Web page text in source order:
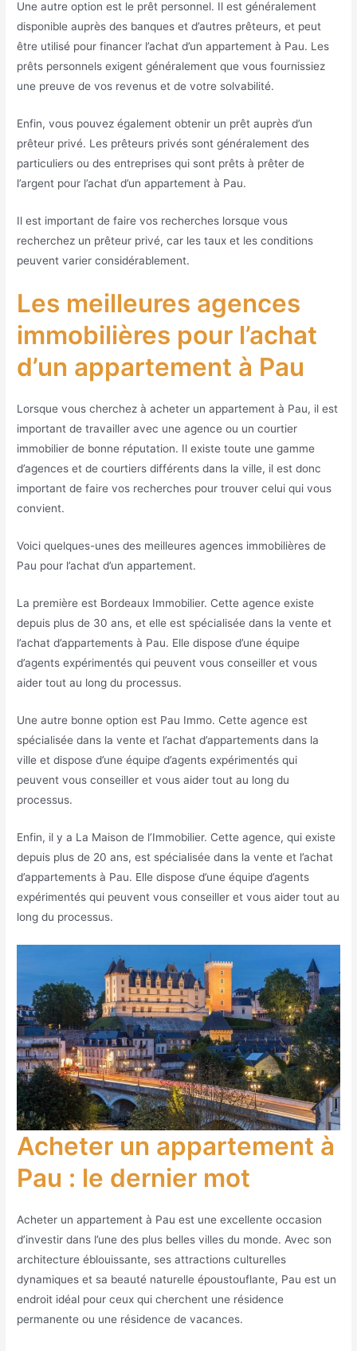
Une autre option est le prêt personnel. Il est généralement
disponible auprès des banques et d’autres prêteurs, et peut
être utilisé pour financer l’achat d’un appartement à Pau. Les
prêts personnels exigent généralement que vous fournissiez
une preuve de vos revenus et de votre solvabilité.
Enfin, vous pouvez également obtenir un prêt auprès d’un
prêteur privé. Les prêteurs privés sont généralement des
particuliers ou des entreprises qui sont prêts à prêter de
l’argent pour l’achat d’un appartement à Pau.
Il est important de faire vos recherches lorsque vous
recherchez un prêteur privé, car les taux et les conditions
peuvent varier considérablement.
Les meilleures agences
immobilières pour l’achat
d’un appartement à Pau
Lorsque vous cherchez à acheter un appartement à Pau, il est
important de travailler avec une agence ou un courtier
immobilier de bonne réputation. Il existe toute une gamme
d’agences et de courtiers différents dans la ville, il est donc
important de faire vos recherches pour trouver celui qui vous
convient.
Voici quelques-unes des meilleures agences immobilières de
Pau pour l’achat d’un appartement.
La première est Bordeaux Immobilier. Cette agence existe
depuis plus de 30 ans, et elle est spécialisée dans la vente et
l’achat d’appartements à Pau. Elle dispose d’une équipe
d’agents expérimentés qui peuvent vous conseiller et vous
aider tout au long du processus.
Une autre bonne option est Pau Immo. Cette agence est
spécialisée dans la vente et l’achat d’appartements dans la
ville et dispose d’une équipe d’agents expérimentés qui
peuvent vous conseiller et vous aider tout au long du
processus.
Enfin, il y a La Maison de l’Immobilier. Cette agence, qui existe
depuis plus de 20 ans, est spécialisée dans la vente et l’achat
d’appartements à Pau. Elle dispose d’une équipe d’agents
expérimentés qui peuvent vous conseiller et vous aider tout au
long du processus.
Acheter un appartement à
Pau : le dernier mot
Acheter un appartement à Pau est une excellente occasion
d’investir dans l’une des plus belles villes du monde. Avec son
architecture éblouissante, ses attractions culturelles
dynamiques et sa beauté naturelle époustouflante, Pau est un
endroit idéal pour ceux qui cherchent une résidence
permanente ou une résidence de vacances.